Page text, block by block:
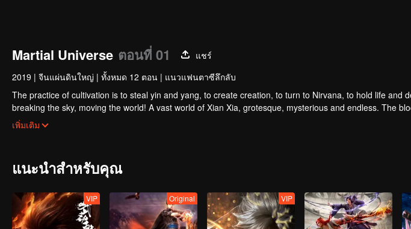
Martial Universe ตอนที่ 01
แชร์
2019 | จีนแผ่นดินใหญ่ | ทั้งหมด 12 ตอน | แนวแฟนตาซีลึกลับ
The practice of cultivation is to steal yin and yang, to create creation, to turn to Nirvana, to hold life and
breaking the sky, moving the world! A vast world of Xian Xia, grotesque, mysterious and endless. The
surging, the desire is like an abyss...
เพิ่มเติม
แนะนำสำหรับคุณ
VIP Original VIP